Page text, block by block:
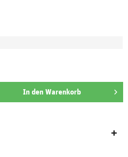
In den Warenkorb